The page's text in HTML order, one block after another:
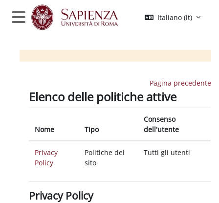
Vai al contenuto principale
Pannello laterale
Italiano ‎(it)‎
Pagina precedente
Elenco delle politiche attive
Nome Tipo
Consenso
dell'utente
Privacy
Policy
Politiche del
sito
Tutti gli utenti
Privacy Policy